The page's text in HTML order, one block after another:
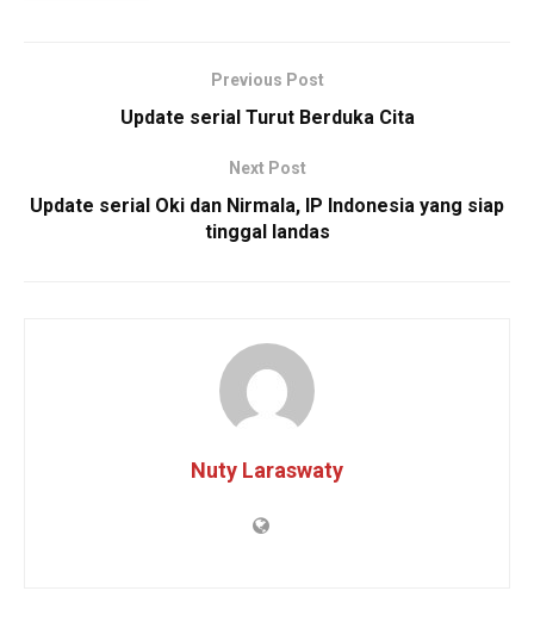
Previous Post
Update serial Turut Berduka Cita
Next Post
Update serial Oki dan Nirmala, IP Indonesia yang siap
tinggal landas
Nuty Laraswaty